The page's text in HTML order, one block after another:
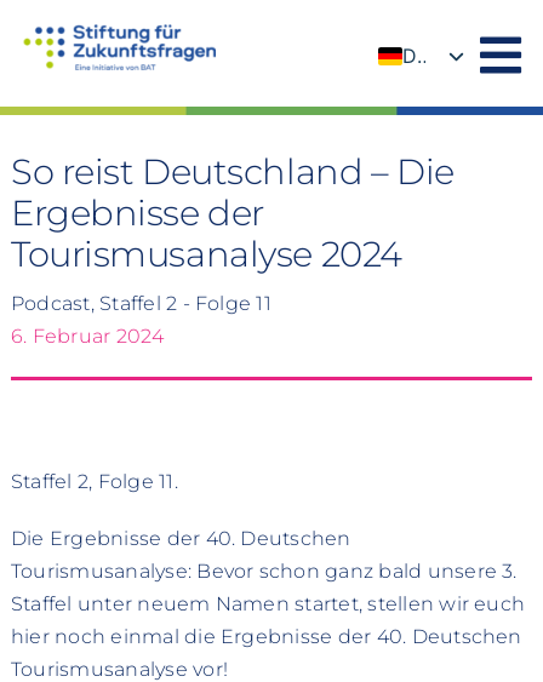
Inhalt
DE
So reist Deutschland – Die
Ergebnisse der
Tourismusanalyse 2024
Podcast, Staffel 2 - Folge 11
6. Februar 2024
Staffel 2, Folge 11.
Die Ergebnisse der 40. Deutschen
Tourismusanalyse: Bevor schon ganz bald unsere 3.
Staffel unter neuem Namen startet, stellen wir euch
hier noch einmal die Ergebnisse der 40. Deutschen
Tourismusanalyse vor!